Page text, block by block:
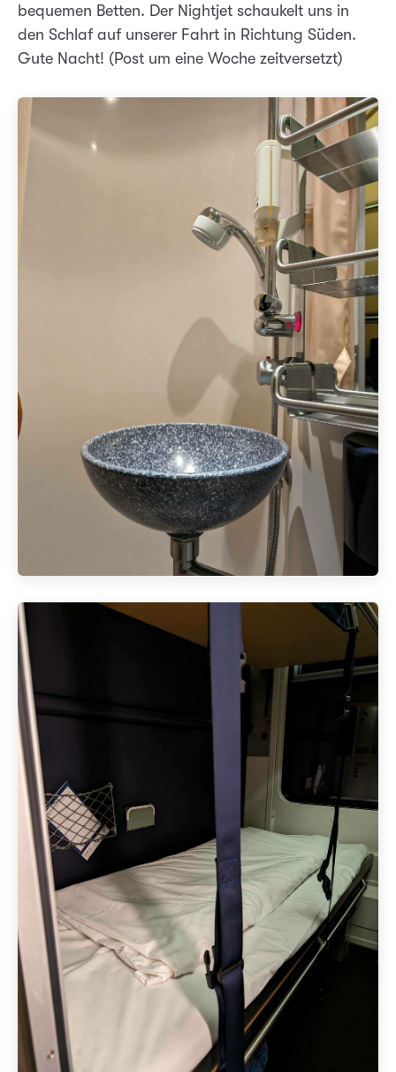
bequemen Betten. Der Nightjet schaukelt uns in
den Schlaf auf unserer Fahrt in Richtung Süden.
Gute Nacht! (Post um eine Woche zeitversetzt)